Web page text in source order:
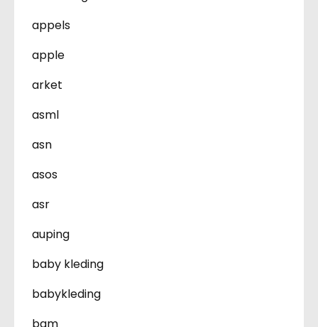
appels
apple
arket
asml
asn
asos
asr
auping
baby kleding
babykleding
bam